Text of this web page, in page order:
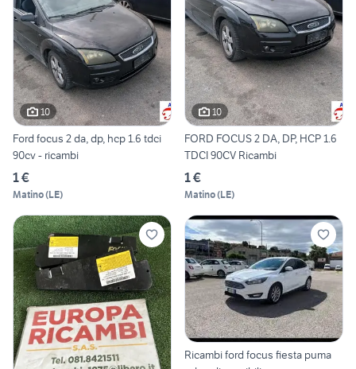
10
Ford focus 2 da, dp, hcp 1.6 tdci
90cv - ricambi
1 €
Matino(LE)
10
FORD FOCUS 2 DA, DP, HCP 1.6
TDCI 90CV Ricambi
1 €
Matino(LE)
Ricambi ford focus fiesta puma